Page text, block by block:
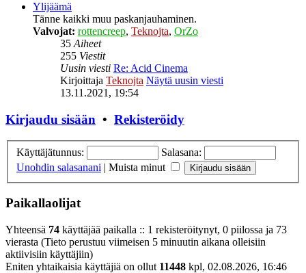
Ylijäämä
Tänne kaikki muu paskanjauhaminen.
Valvojat: rottencreep, Teknojta, OrZo
35Aiheet
255 Viestit
Uusin viesti Re: Acid Cinema
Kirjoittaja Teknojta Näytä uusin viesti
13.11.2021, 19:54
Kirjaudu sisään • Rekisteröidy
Käyttäjätunnus:
Salasana:
Unohdin salasanani | Muista minut
Paikallaolijat
Yhteensä 74 käyttäjää paikalla :: 1 rekisteröitynyt, 0 piilossa ja 73
vierasta (Tieto perustuu viimeisen 5 minuutin aikana olleisiin
aktiivisiin käyttäjiin)
Eniten yhtaikaisia käyttäjiä on ollut 11448 kpl, 02.08.2026, 16:46